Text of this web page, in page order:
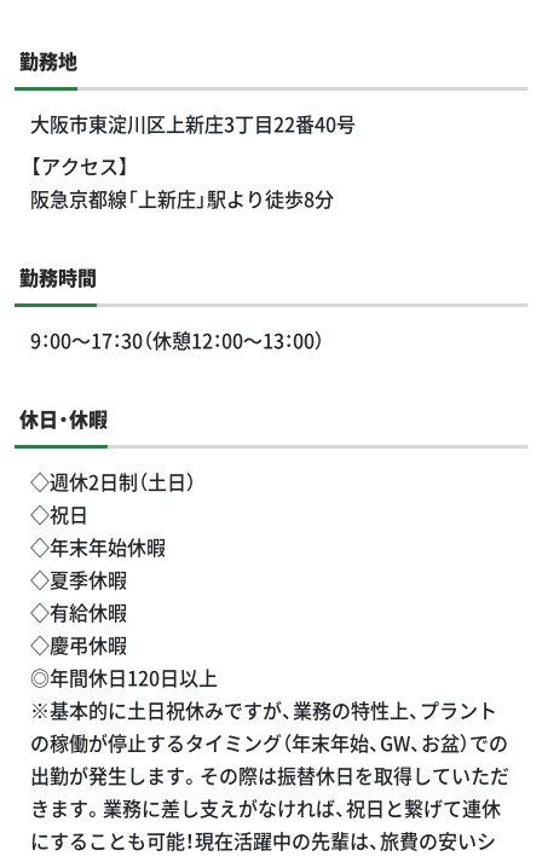
勤務地
大阪市東淀川区上新庄3丁目22番40号
【アクセス】
阪急京都線「上新庄」駅より徒歩8分
勤務時間
9：00～17：30（休憩12：00～13：00）
休日・休暇
◇週休2日制（土日）
◇祝日
◇年末年始休暇
◇夏季休暇
◇有給休暇
◇慶弔休暇
◎年間休日120日以上
※基本的に土日祝休みですが、業務の特性上、プラント
の稼働が停止するタイミング（年末年始、GW、お盆）での
出勤が発生します。その際は振替休日を取得していただ
きます。業務に差し支えがなければ、祝日と繋げて連休
にすることも可能！現在活躍中の先輩は、旅費の安いシ